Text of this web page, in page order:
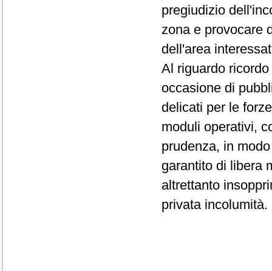
pregiudizio
zona e provocare
dell'area
Al riguardo
occasione di
delicati per le
moduli operativi,
prudenza, in
garantito di libera
altrettanto
privata incolumità.